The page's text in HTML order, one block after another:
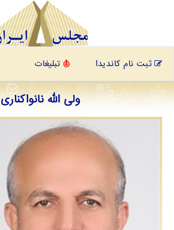
ثبت نام کاندیدا تبلیغات
ولی الله نانواکناری